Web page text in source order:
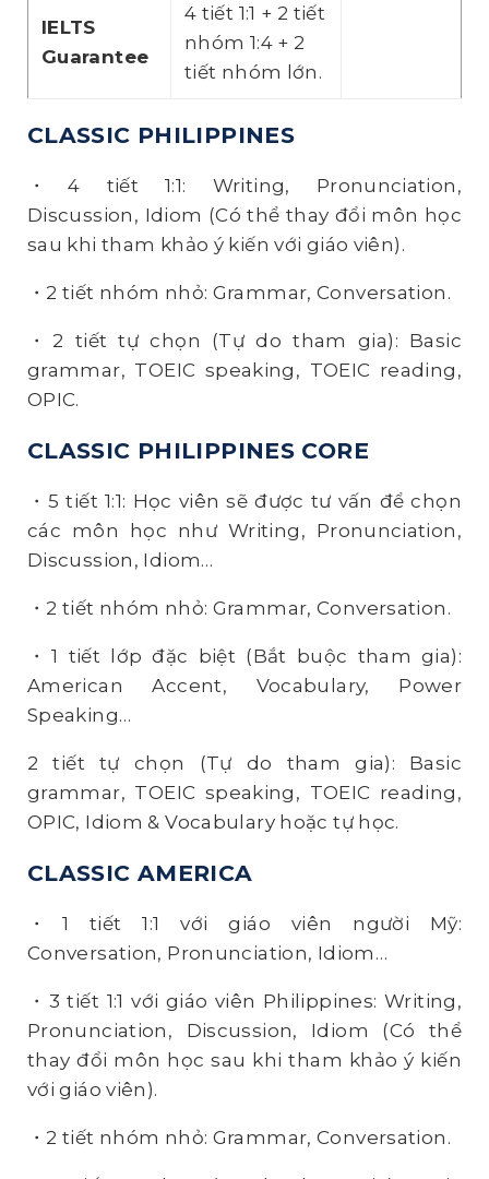
IELTS
Guarantee
4 tiết 1:1 + 2 tiết
nhóm 1:4 + 2
tiết nhóm lớn.
CLASSIC PHILIPPINES
・4 tiết 1:1: Writing, Pronunciation,
Discussion, Idiom (Có thể thay đổi môn học
sau khi tham khảo ý kiến với giáo viên).
・2 tiết nhóm nhỏ: Grammar, Conversation.
・2 tiết tự chọn (Tự do tham gia): Basic
grammar, TOEIC speaking, TOEIC reading,
OPIC.
CLASSIC PHILIPPINES CORE
・5 tiết 1:1: Học viên sẽ được tư vấn để chọn
các môn học như Writing, Pronunciation,
Discussion, Idiom…
・2 tiết nhóm nhỏ: Grammar, Conversation.
・1 tiết lớp đặc biệt (Bắt buộc tham gia):
American Accent, Vocabulary, Power
Speaking…
2 tiết tự chọn (Tự do tham gia): Basic
grammar, TOEIC speaking, TOEIC reading,
OPIC, Idiom & Vocabulary hoặc tự học.
CLASSIC AMERICA
・1 tiết 1:1 với giáo viên người Mỹ:
Conversation, Pronunciation, Idiom…
・3 tiết 1:1 với giáo viên Philippines: Writing,
Pronunciation, Discussion, Idiom (Có thể
thay đổi môn học sau khi tham khảo ý kiến
với giáo viên).
・2 tiết nhóm nhỏ: Grammar, Conversation.